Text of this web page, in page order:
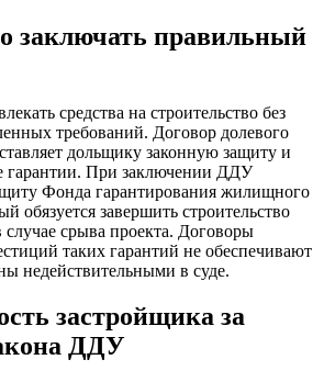
заключать правильный
средства на строительство без
требований. Договор долевого
дольщику законную защиту и
гарантии. При заключении ДДУ
Фонда гарантирования жилищного
обязуется завершить строительство
случае срыва проекта. Договоры
таких гарантий не обеспечивают
недействительными в суде.
застройщика за
ДДУ